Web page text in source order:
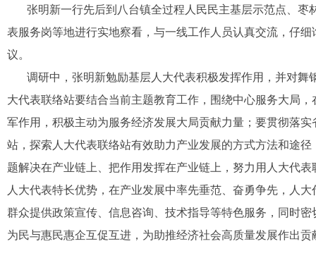
张明新一行先后到八台镇全过程人民民主基层示范点、
表服务岗等地进行实地察看，与一线工作人员认真交流，仔
议。
调研中，张明新勉励基层人大代表积极发挥作用，并对
大代表联络站要结合当前主题教育工作，围绕中心服务大局
军作用，积极主动为服务经济发展大局贡献力量；要贯彻落
站，探索人大代表联络站有效助力产业发展的方式方法和途
题解决在产业链上、把作用发挥在产业链上，努力用人大代
人大代表特长优势，在产业发展中率先垂范、奋勇争先，人
群众提供政策宣传、信息咨询、技术指导等特色服务，同时
为民与惠民惠企互促互进，为助推经济社会高质量发展作出贡